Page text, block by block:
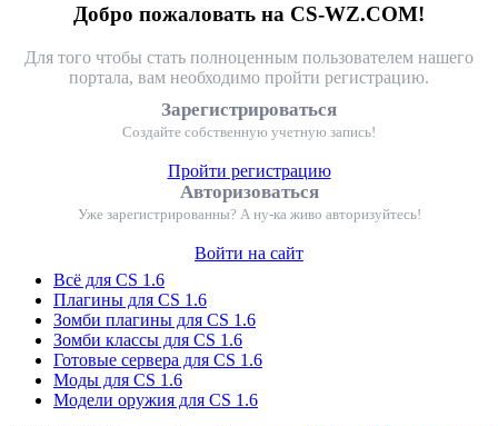
Добро пожаловать на CS-WZ.COM!
Для того чтобы стать полноценным пользователем нашего
портала, вам необходимо пройти регистрацию.
Зарегистрироваться
Создайте собственную учетную запись!
Пройти регистрацию
Авторизоваться
Уже зарегистрированны? А ну-ка живо авторизуйтесь!
Войти на сайт
Всё для CS 1.6
Плагины для CS 1.6
Зомби плагины для CS 1.6
Зомби классы для CS 1.6
Готовые сервера для CS 1.6
Моды для CS 1.6
Модели оружия для CS 1.6